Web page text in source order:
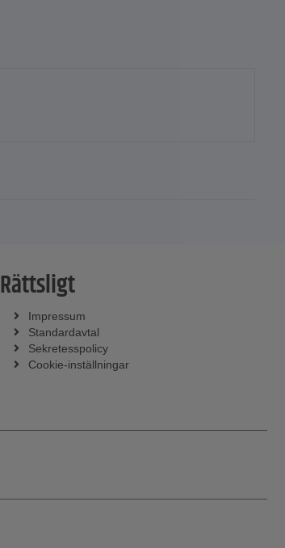
Rättsligt
Impressum
Standardavtal
Sekretesspolicy
Cookie-inställningar